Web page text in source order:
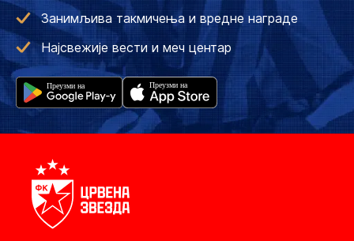
Занимљива такмичења и вредне награде
Најсвежије вести и меч центар